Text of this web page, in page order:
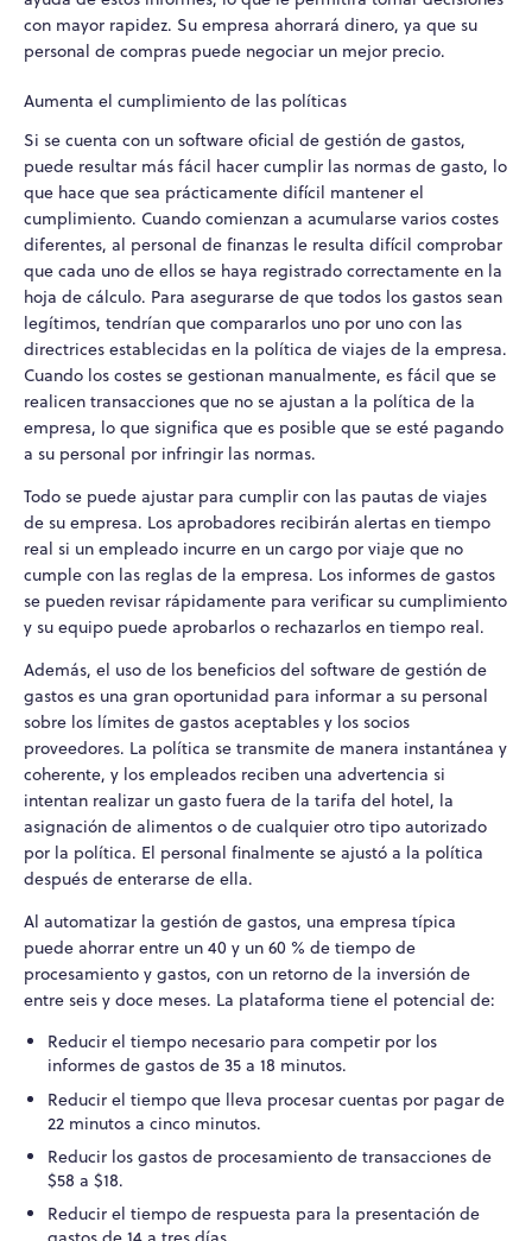
con mayor rapidez. Su empresa ahorrará dinero, ya que su
personal de compras puede negociar un mejor precio.
Aumenta el cumplimiento de las políticas
Si se cuenta con un software oficial de gestión de gastos,
puede resultar más fácil hacer cumplir las normas de gasto, lo
que hace que sea prácticamente difícil mantener el
cumplimiento. Cuando comienzan a acumularse varios costes
diferentes, al personal de finanzas le resulta difícil comprobar
que cada uno de ellos se haya registrado correctamente en la
hoja de cálculo. Para asegurarse de que todos los gastos sean
legítimos, tendrían que compararlos uno por uno con las
directrices establecidas en la política de viajes de la empresa.
Cuando los costes se gestionan manualmente, es fácil que se
realicen transacciones que no se ajustan a la política de la
empresa, lo que significa que es posible que se esté pagando
a su personal por infringir las normas.
Todo se puede ajustar para cumplir con las pautas de viajes
de su empresa. Los aprobadores recibirán alertas en tiempo
real si un empleado incurre en un cargo por viaje que no
cumple con las reglas de la empresa. Los informes de gastos
se pueden revisar rápidamente para verificar su cumplimiento
y su equipo puede aprobarlos o rechazarlos en tiempo real.
Además, el uso de los beneficios del software de gestión de
gastos es una gran oportunidad para informar a su personal
sobre los límites de gastos aceptables y los socios
proveedores. La política se transmite de manera instantánea y
coherente, y los empleados reciben una advertencia si
intentan realizar un gasto fuera de la tarifa del hotel, la
asignación de alimentos o de cualquier otro tipo autorizado
por la política. El personal finalmente se ajustó a la política
después de enterarse de ella.
Al automatizar la gestión de gastos, una empresa típica
puede ahorrar entre un 40 y un 60 % de tiempo de
procesamiento y gastos, con un retorno de la inversión de
entre seis y doce meses. La plataforma tiene el potencial de:
Reducir el tiempo necesario para competir por los
informes de gastos de 35 a 18 minutos.
Reducir el tiempo que lleva procesar cuentas por pagar de
22 minutos a cinco minutos.
Reducir los gastos de procesamiento de transacciones de
$58 a $18.
Reducir el tiempo de respuesta para la presentación de